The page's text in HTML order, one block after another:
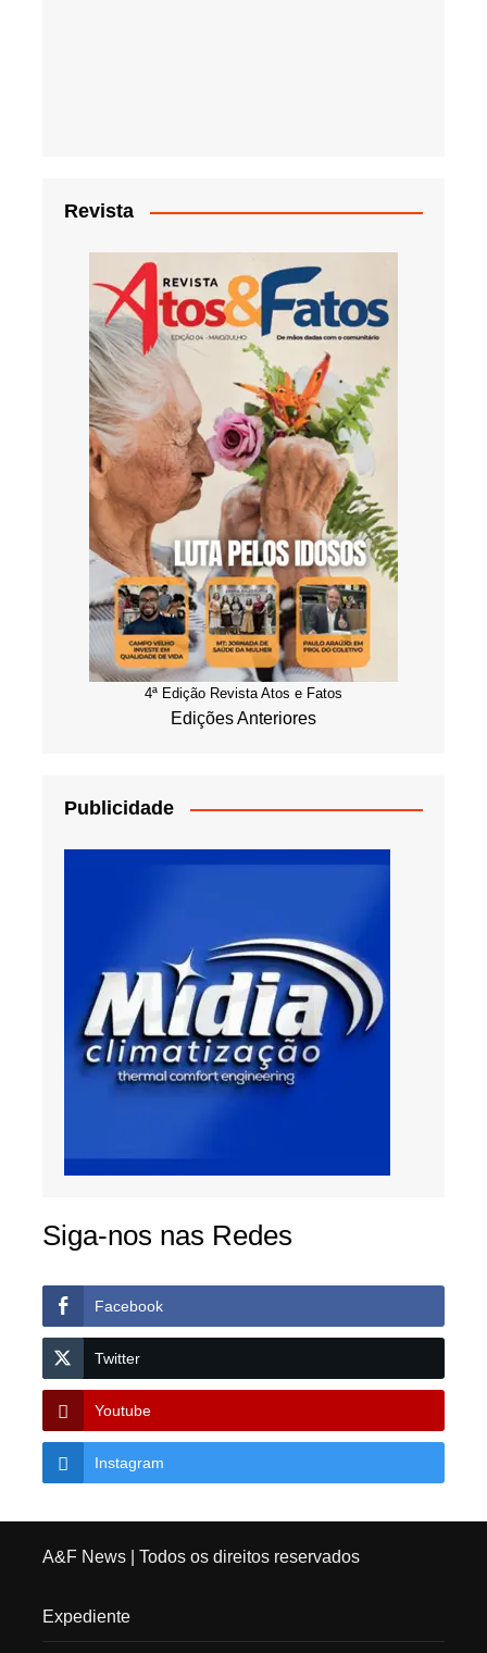
Revista
4ª Edição Revista Atos e Fatos
Edições Anteriores
Publicidade
Siga-nos nas Redes
Facebook
Twitter
Youtube
Instagram
A&F News| Todos os direitos reservados
Expediente